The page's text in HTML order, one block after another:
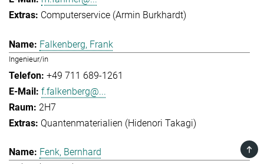
Computerservice (Armin Burkhardt)
Falkenberg, Frank
Ingenieur/in
+49 711 689-1261
f.falkenberg@...
2H7
Quantenmaterialien (Hidenori Takagi)
Fenk, Bernhard TOP